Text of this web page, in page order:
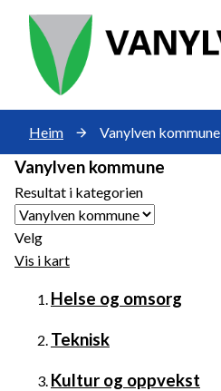
Vanylven
kommune
Du
er
her:
Heim Vanylven kommune
Vanylven kommune
Resultat i kategorien
Velg
Vis i kart
Helse og omsorg
Teknisk
Kultur og oppvekst